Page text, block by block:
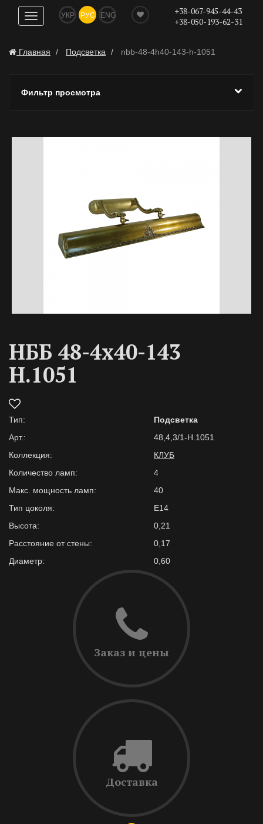
Показать
навигацию
УКР РУС ENG
+38-067-945-44-43
+38-050-193-62-31
Главная Подсветка nbb-48-4h40-143-h-1051
Фильтр просмотра
НББ 48-4х40-143
H.1051
Тип:
Подсветка
Арт.:
48,4,3/1-H.1051
Коллекция:
КЛУБ
Количество ламп:
4
Макс. мощность ламп:
40
Тип цоколя:
E14
Высота:
0,21
Расстояние от стены:
0,17
Диаметр:
0,60
Заказ и цены
Доставка